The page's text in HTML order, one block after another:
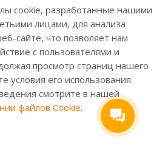
— Интернет-магазин
мебели Практик.
дома и офиса, металлических
металлических дверей.
ценах, технических
на складе носит справочный
публичной офертой,
из Статьи 437 ч.2 ГК РФ.
cookie, разработанные нашими
лицами, для анализа
сайте, что позволяет нам
с пользователями и
просмотр страниц нашего
условия его использования.
смотрите в нашей
файлов Cookie.